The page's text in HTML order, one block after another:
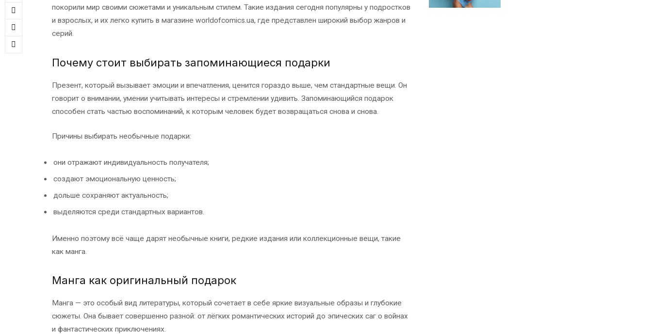
покорили мир своими сюжетами и уникальным стилем. Такие издания сегодня популярны у подростков
и взрослых, и их легко купить в магазине worldofcomics.ua, где представлен широкий выбор жанров и
серий.
Почему стоит выбирать запоминающиеся подарки
Презент, который вызывает эмоции и впечатления, ценится гораздо выше, чем стандартные вещи. Он
говорит о внимании, умении учитывать интересы и стремлении удивить. Запоминающийся подарок
способен стать частью воспоминаний, к которым человек будет возвращаться снова и снова.
Причины выбирать необычные подарки:
они отражают индивидуальность получателя;
создают эмоциональную ценность;
дольше сохраняют актуальность;
выделяются среди стандартных вариантов.
Именно поэтому всё чаще дарят необычные книги, редкие издания или коллекционные вещи, такие
как манга.
Манга как оригинальный подарок
Манга — это особый вид литературы, который сочетает в себе яркие визуальные образы и глубокие
сюжеты. Она бывает совершенно разной: от лёгких романтических историй до эпических саг о войнах
и фантастических приключениях.